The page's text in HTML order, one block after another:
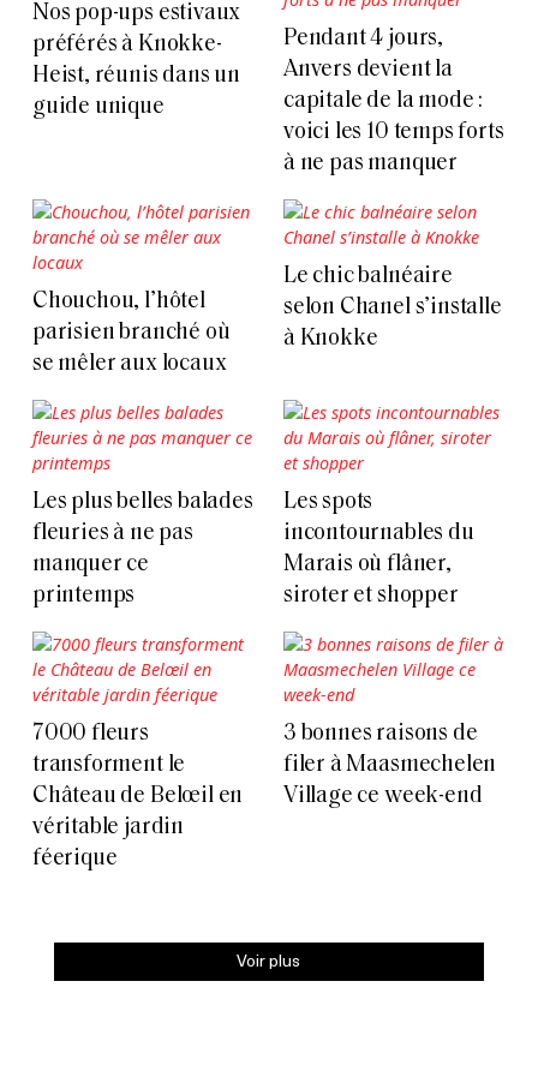
Nos pop-ups estivaux
préférés à Knokke-
Heist, réunis dans un
guide unique
Pendant 4 jours,
Anvers devient la
capitale de la mode :
voici les 10 temps forts
à ne pas manquer
Chouchou, l’hôtel
parisien branché où
se mêler aux locaux
Le chic balnéaire
selon Chanel s’installe
à Knokke
Les plus belles balades
fleuries à ne pas
manquer ce
printemps
Les spots
incontournables du
Marais où flâner,
siroter et shopper
7000 fleurs
transforment le
Château de Belœil en
véritable jardin
féerique
3 bonnes raisons de
filer à Maasmechelen
Village ce week-end
Voir plus